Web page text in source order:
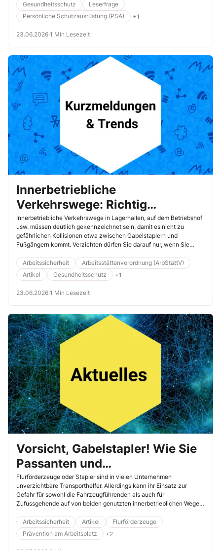
Gesundheitsschutz
Leserfrage
Persönliche Schutzausrüstung (PSA)
+1
23.06.2026·1 Min Lesezeit
Innerbetriebliche
Verkehrswege: Richtig
markieren ohne Mühe
Innerbetriebliche Verkehrswege in Lagerhallen, auf dem Betriebshof
usw. müssen deutlich gekennzeichnet sein, damit es nicht zu
gefährlichen Kollisionen etwa zwischen Gabelstaplern und
Fußgängern kommt. Verzichten dürfen Sie darauf nur, wenn Sie
Abschrankungen.
Arbeitssicherheit
Arbeitsstättenverordnung (ArbStättV)
Artikel
Gesundheitsschutz +1
23.06.2026·1 Min Lesezeit
Vorsicht, Gabelstapler! Wie Sie
Passanten und
Fahrzeugführende vor Unfällen
schützen
Flurförderzeuge oder Stapler sind in vielen Unternehmen
unverzichtbare Transporthelfer. Allerdings kann ihr Einsatz zur
Gefahr für sowohl die Fahrzeugführenden als auch für
Zufussgehende auf von beiden genutzten innerbetrieblichen Wegen
Passanten zu Schaden. Die vorschriftsmässige Ausbildung der
Fahrzeugführenden und eine umfassende Instruktion aller
Mitarbeitenden helfen, dieses Risiko zu minimieren.
Arbeitssicherheit Artikel
Flurförderzeuge
Prävention am Arbeitsplatz
+2